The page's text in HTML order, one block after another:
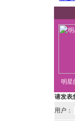
明星
请发表
用户：